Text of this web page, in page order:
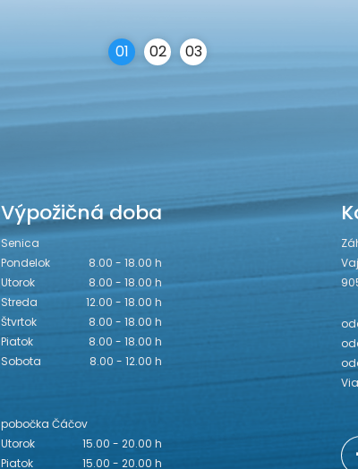
01 02 03
Výpožičná doba
Senica
Pondelok
8.00 - 18.00 h
Utorok
8.00 - 18.00 h
Streda
12.00 - 18.00 h
Štvrtok
8.00 - 18.00 h
Piatok
8.00 - 18.00 h
Sobota
8.00 - 12.00 h
pobočka Čáčov
Utorok
15.00 - 20.00 h
Piatok
15.00 - 20.00 h